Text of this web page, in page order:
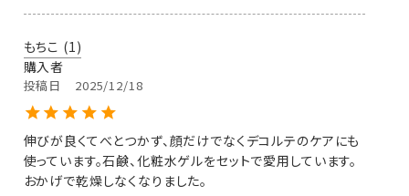
もちこ
1
購入者
投稿日 2025/12/18
伸びが良くてべとつかず、顔だけでなくデコルテのケアにも
使っています。石鹸、化粧水ゲルをセットで愛用しています。
おかげで乾燥しなくなりました。